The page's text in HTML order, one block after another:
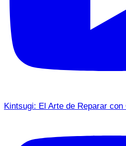
Kintsugi: El Arte de Reparar